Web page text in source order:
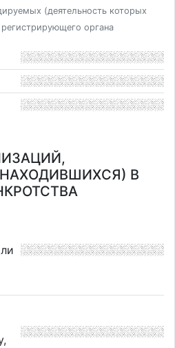
(деятельность которых
органа
В